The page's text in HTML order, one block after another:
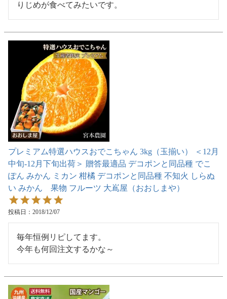
りじめが食べてみたいです。
プレミアム特選ハウスおでこちゃん 3kg（玉揃い） ＜12月
中旬-12月下旬出荷＞ 贈答最適品 デコポンと同品種 でこ
ぽん みかん ミカン 柑橘 デコポンと同品種 不知火 しらぬ
い みかん 果物 フルーツ 大嶌屋（おおしまや）
投稿日 2018/12/07
毎年恒例リピしてます。
今年も何回注文するかな～